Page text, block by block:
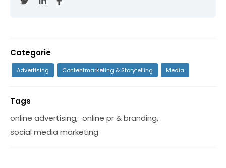
Categorie
Advertising Contentmarketing & Storytelling Media
Tags
online advertising, online pr & branding,
social media marketing